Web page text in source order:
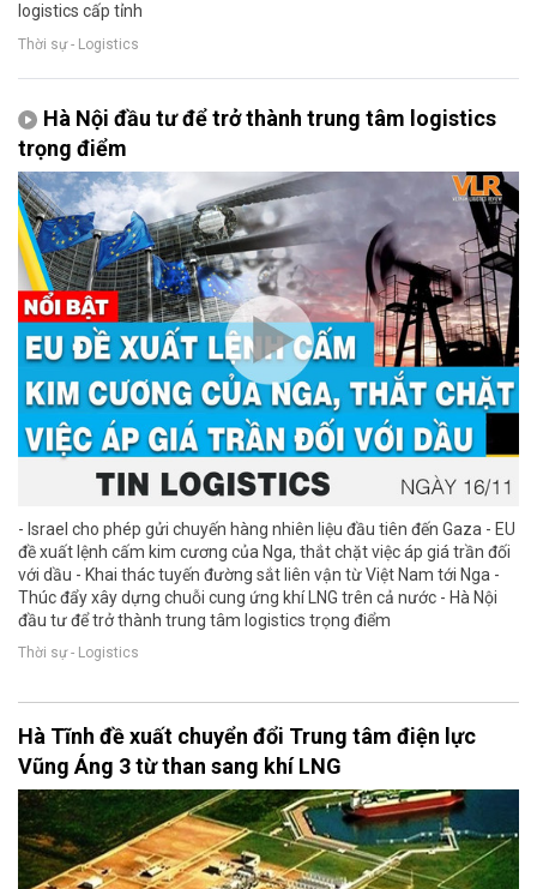
logistics cấp tỉnh
Thời sự - Logistics
Hà Nội đầu tư để trở thành trung tâm logistics
trọng điểm
- Israel cho phép gửi chuyến hàng nhiên liệu đầu tiên đến Gaza - EU
đề xuất lệnh cấm kim cương của Nga, thắt chặt việc áp giá trần đối
với dầu - Khai thác tuyến đường sắt liên vận từ Việt Nam tới Nga -
Thúc đẩy xây dựng chuỗi cung ứng khí LNG trên cả nước - Hà Nội
đầu tư để trở thành trung tâm logistics trọng điểm
Thời sự - Logistics
Hà Tĩnh đề xuất chuyển đổi Trung tâm điện lực
Vũng Áng 3 từ than sang khí LNG